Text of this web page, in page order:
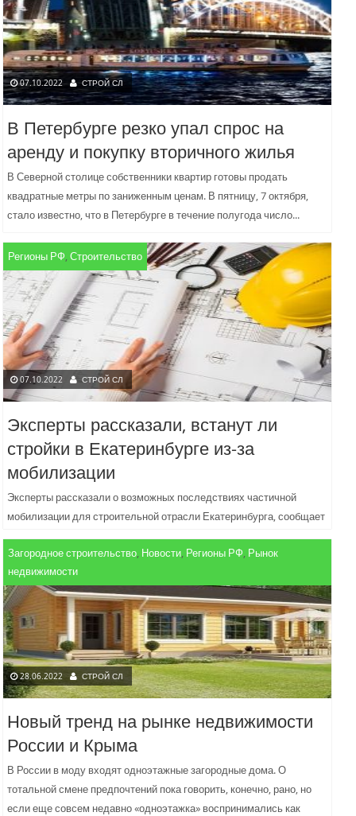
07.10.2022 СТРОЙ СЛ
В Петербурге резко упал спрос на
аренду и покупку вторичного жилья
В Северной столице собственники квартир готовы продать
квадратные метры по заниженным ценам. В пятницу, 7 октября,
стало известно, что в Петербурге в течение полугода число...
Регионы РФ,Строительство
07.10.2022 СТРОЙ СЛ
Эксперты рассказали, встанут ли
стройки в Екатеринбурге из-за
мобилизации
Эксперты рассказали о возможных последствиях частичной
мобилизации для строительной отрасли Екатеринбурга, сообщает
мобилизации 21 сентября и...
Загородное строительство, Новости, Регионы РФ, Рынок
недвижимости
28.06.2022 СТРОЙ СЛ
Новый тренд на рынке недвижимости
России и Крыма
В России в моду входят одноэтажные загородные дома. О
тотальной смене предпочтений пока говорить, конечно, рано, но
если еще совсем недавно «одноэтажка» воспринимались как